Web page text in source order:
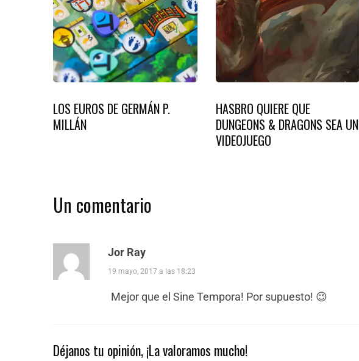
LOS EUROS DE GERMÁN P.
MILLÁN
HASBRO QUIERE QUE
DUNGEONS & DRAGONS SEA UN
VIDEOJUEGO
Un comentario
Jor Ray
19 mayo, 2017 a las 18:23
Mejor que el Sine Tempora! Por supuesto! 😉
Déjanos tu opinión, ¡La valoramos mucho!